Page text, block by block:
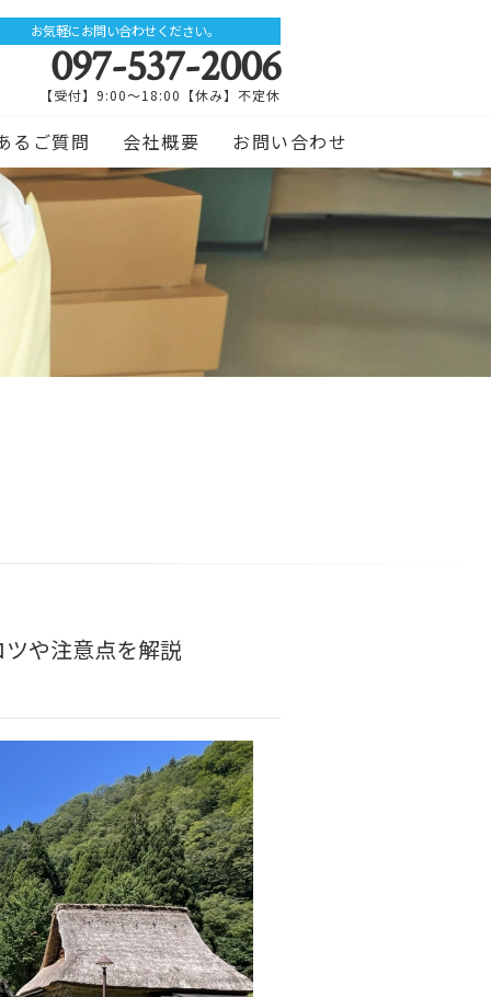
お気軽にお問い合わせください。
097-537-2006
【受付】9:00～18:00【休み】不定休
るご質問 会社概要 お問い合わせ
や注意点を解説